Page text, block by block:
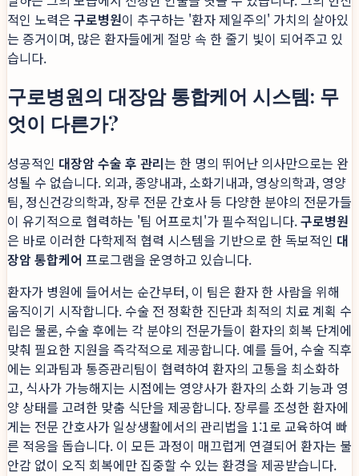
적인 노력은 구로병원이 추구하는 '환자 제일주의' 가치의 살아있
는 증거이며, 많은 환자들에게 절망 속 한 줄기 빛이 되어주고 있
습니다.
구로병원의 대장암 통합케어 시스템: 무
엇이 다른가?
성공적인 대장암 수술 후 관리는 한 명의 뛰어난 의사만으로는 완
성될 수 없습니다. 외과, 종양내과, 소화기내과, 영상의학과, 영양
팀, 정신건강의학과, 장루 전문 간호사 등 다양한 분야의 전문가들
이 유기적으로 협력하는 '팀 어프로치'가 필수적입니다.구로병원
은 바로 이러한 다학제적 협력 시스템을 기반으로 한 독보적인 대
장암 통합케어 프로그램을 운영하고 있습니다.
환자가 병원에 들어서는 순간부터, 이 팀은 환자 한 사람을 위해
움직이기 시작합니다. 수술 전 정확한 진단과 최적의 치료 계획 수
립은 물론, 수술 후에는 각 분야의 전문가들이 환자의 회복 단계에
맞춰 필요한 지원을 즉각적으로 제공합니다. 예를 들어, 수술 직후
에는 외과팀과 통증관리팀이 협력하여 환자의 고통을 최소화하
고, 식사가 가능해지는 시점에는 영양사가 환자의 소화 기능과 영
양 상태를 고려한 맞춤 식단을 제공합니다. 장루를 조성한 환자에
게는 전문 간호사가 일상생활에서의 관리법을 1:1로 교육하여 빠
른 적응을 돕습니다. 이 모든 과정이 매끄럽게 연결되어 환자는 불
안감 없이 오직 회복에만 집중할 수 있는 환경을 제공받습니다.